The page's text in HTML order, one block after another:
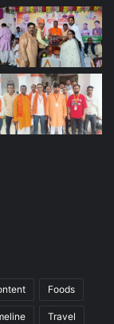
Foods
Travel